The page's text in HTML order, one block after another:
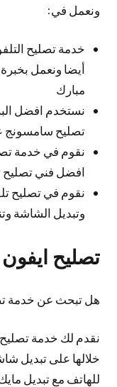
ونعمل في:
خدمة تصليح
أيضا ونعمل
مبارك
نستخدم افضل
تصليح سامسونج
نقوم في خدمة
افضل فني تصليح
نقوم في تصليح
وتبديل الشاشة
تصليح
هل تبحث عن خدمة
نقدم لك خدمة تصليح
خلالها على تبديل
للهاتف مع تبديل